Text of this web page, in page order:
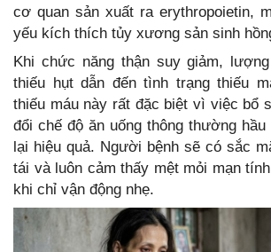
cơ quan sản xuất ra erythropoietin,
yếu kích thích tủy xương sản sinh
Khi chức năng thận suy giảm,
thiếu hụt dẫn đến tình trạng thiếu
thiếu máu này rất đặc biệt vì việc bổ
đổi chế độ ăn uống thông thường
lại hiệu quả. Người bệnh sẽ có sắc
tái và luôn cảm thấy mệt mỏi mạn
khi chỉ vận động nhẹ.